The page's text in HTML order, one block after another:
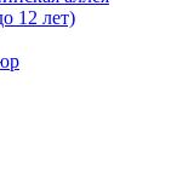
12 лет)